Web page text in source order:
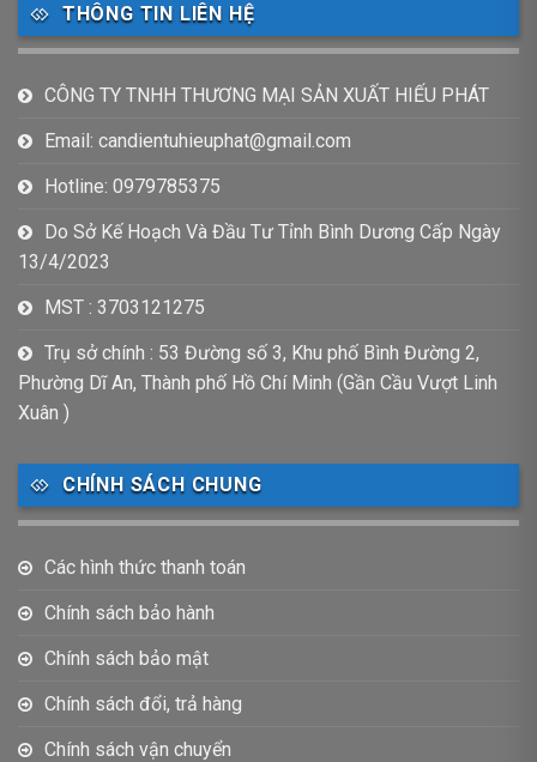
THÔNG TIN LIÊN HỆ
CÔNG TY TNHH THƯƠNG MẠI SẢN XUẤT HIẾU PHÁT
Email: candientuhieuphat@gmail.com
Hotline: 0979785375
Do Sở Kế Hoạch Và Đầu Tư Tỉnh Bình Dương Cấp Ngày
13/4/2023
MST : 3703121275
Trụ sở chính : 53 Đường số 3, Khu phố Bình Đường 2,
Phường Dĩ An, Thành phố Hồ Chí Minh (Gần Cầu Vượt Linh
Xuân )
CHÍNH SÁCH CHUNG
Các hình thức thanh toán
Chính sách bảo hành
Chính sách bảo mật
Chính sách đổi, trả hàng
Chính sách vận chuyển